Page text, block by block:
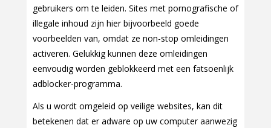
gebruikers om te leiden. Sites met pornografische of
illegale inhoud zijn hier bijvoorbeeld goede
voorbeelden van, omdat ze non-stop omleidingen
activeren. Gelukkig kunnen deze omleidingen
eenvoudig worden geblokkeerd met een fatsoenlijk
adblocker-programma.
Als u wordt omgeleid op veilige websites, kan dit
betekenen dat er adware op uw computer aanwezig